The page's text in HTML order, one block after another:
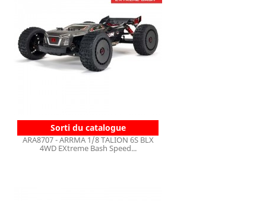
Sorti du catalogue
ARA8707 - ARRMA 1/8 TALION 6S BLX
4WD EXtreme Bash Speed...